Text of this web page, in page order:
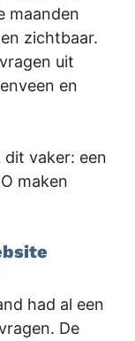
maanden
zichtbaar.
uit
en
dit vaker: een
maken
had al een
De